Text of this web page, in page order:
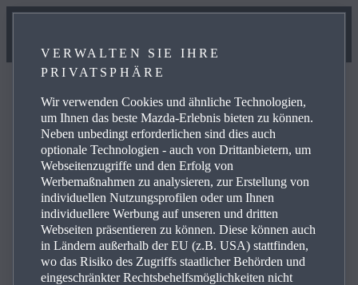
Weitere Informationen zur elektrischen Reichweite,
Energiekosten, KFZ-Steuer und CO₂-Kosten finden Sie
unterwww.mazda.de/Energieverbrauch.
VERWALTEN SIE IHRE
PRIVATSPHÄRE
Wir verwenden Cookies und ähnliche Technologien,
um Ihnen das beste Mazda-Erlebnis bieten zu können.
Neben unbedingt erforderlichen sind dies auch
optionale Technologien - auch von Drittanbietern, um
Webseitenzugriffe und den Erfolg von
Werbemaßnahmen zu analysieren, zur Erstellung von
individuellen Nutzungsprofilen oder um Ihnen
individuellere Werbung auf unseren und dritten
Webseiten präsentieren zu können. Diese können auch
in Ländern außerhalb der EU (z.B. USA) stattfinden,
wo das Risiko des Zugriffs staatlicher Behörden und
eingeschränkter Rechtsbehelfsmöglichkeiten nicht